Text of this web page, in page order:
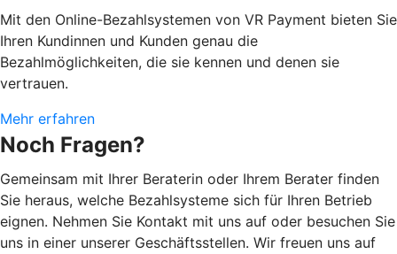
Mit den Online-Bezahlsystemen von VR Payment bieten Sie
Ihren Kundinnen und Kunden genau die
Bezahlmöglichkeiten, die sie kennen und denen sie
vertrauen.
Mehr erfahren
Noch Fragen?
Gemeinsam mit Ihrer Beraterin oder Ihrem Berater finden
Sie heraus, welche Bezahlsysteme sich für Ihren Betrieb
eignen. Nehmen Sie Kontakt mit uns auf oder besuchen Sie
uns in einer unserer Geschäftsstellen. Wir freuen uns auf